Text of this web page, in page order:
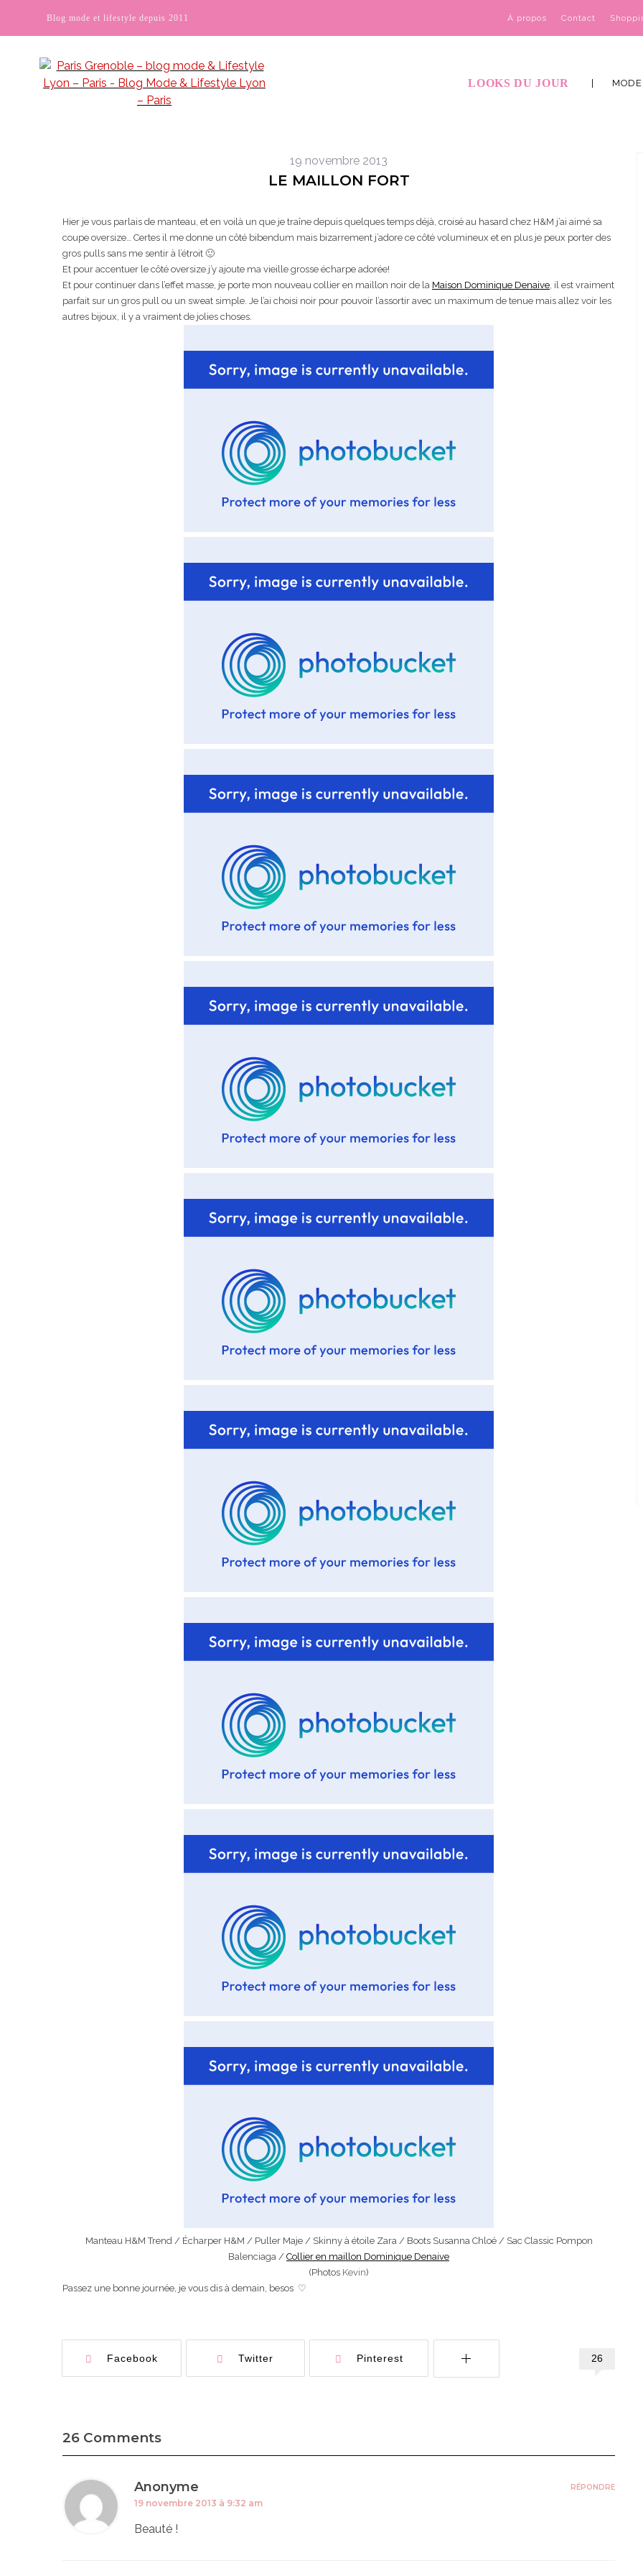
À propos Contact
Blog mode et lifestyle depuis 2011
LOOKS DU JOUR MODE
19 novembre 2013
LE MAILLON FORT
Hier je vous parlais de manteau, et en voilà un que je traîne depuis quelques temps déjà, croisé au hasard chez H&M j’ai aimé sa
coupe oversize… Certes il me donne un côté bibendum mais bizarrement j’adore ce côté volumineux et en plus je peux porter des
gros pulls sans me sentir à l’étroit 🙂
Et pour accentuer le côté oversize j’y ajoute ma vieille grosse écharpe adorée!
Et pour continuer dans l’effet masse, je porte mon nouveau collier en maillon noir de la Maison Dominique Denaive, il est vraiment
parfait sur un gros pull ou un sweat simple. Je l’ai choisi noir pour pouvoir l’assortir avec un maximum de tenue mais allez voir les
autres bijoux, il y a vraiment de jolies choses.
Manteau H&M Trend / Écharper H&M / Puller Maje / Skinny à étoile Zara / Boots Susanna Chloé / Sac Classic Pompon
Balenciaga / Collier en maillon Dominique Denaive
(Photos Kevin)
Passez une bonne journée, je vous dis à demain, besos ♡
26
Facebook Twitter Pinterest
26 Comments
Anonyme
19 novembre 2013 à 9:32 am
Beauté !
RÉPONDRE